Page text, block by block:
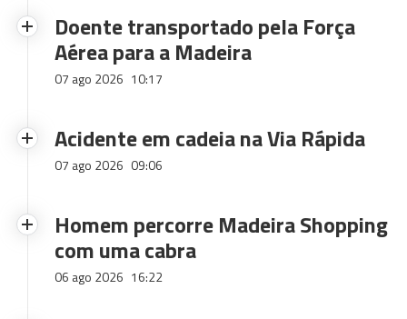
Doente transportado pela Força
Aérea para a Madeira
07 ago 2026 10:17
Acidente em cadeia na Via Rápida
07 ago 2026 09:06
Homem percorre Madeira Shopping
com uma cabra
06 ago 2026 16:22